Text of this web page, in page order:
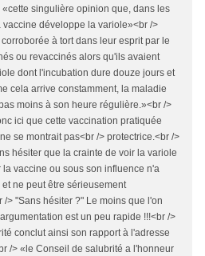
«cette singulière opinion que, dans les
vaccine développe la variole»<br />
à tort dans leur esprit par le
ou revaccinés alors qu'ils avaient
dont l'incubation dure douze jours et
cela arrive constamment, la maladie
moins à son heure régulière.»<br />
ici que cette vaccination pratiquée
se montrait pas<br /> protectrice.<br />
hésiter que la crainte de voir la variole
vaccine ou sous son influence n'a
ne peut être sérieusement
/> "Sans hésiter ?" Le moins que l'on
est un peu rapide !!!<br />
conclut ainsi son rapport à l'adresse
/> «le Conseil de salubrité a l'honneur